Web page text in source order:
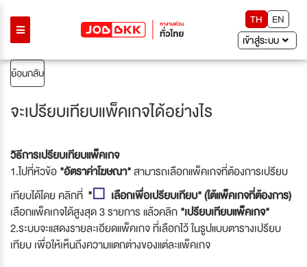
TH
EN
เข้าสู่ระบบ
ย้อนกลับ
จะเปรียบเทียบแพ็คเกจได้อย่างไร
วิธีการเปรียบเทียบแพ็คเกจ
1.ไปที่หัวข้อ"อัตราค่าโฆษณา"สามารถเลือกแพ็คเกจที่ต้องการเปรียบ
เทียบได้โดย คลิกที่ "☐ เลือกเพื่อเปรียบเทียบ" (ใต้แพ็คเกจที่ต้องการ)
เลือกแพ็คเกจได้สูงสุด 3 รายการ แล้วคลิก"เปรียบเทียบแพ็คเกจ"
2.ระบบจะแสดงรายละเอียดแพ็คเกจ ที่เลือกไว้ ในรูปแบบตารางเปรียบ
เทียบ เพื่อให้เห็นถึงความแตกต่างของแต่ละแพ็คเกจ